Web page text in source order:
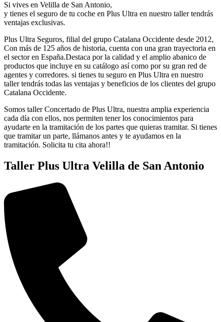
Si vives en Velilla de San Antonio,
y tienes el seguro de tu coche en Plus Ultra en nuestro taller tendrás
ventajas exclusivas.
Plus Ultra Seguros, filial del grupo Catalana Occidente desde 2012,
Con más de 125 años de historia, cuenta con una gran trayectoria en
el sector en España.Destaca por la calidad y el amplio abanico de
productos que incluye en su catálogo así como por su gran red de
agentes y corredores. si tienes tu seguro en Plus Ultra en nuestro
taller tendrás todas las ventajas y beneficios de los clientes del grupo
Catalana Occidente.
Somos taller Concertado de Plus Ultra, nuestra amplia experiencia
cada día con ellos, nos permiten tener los conocimientos para
ayudarte en la tramitación de los partes que quieras tramitar. Si tienes
que tramitar un parte, llámanos antes y te ayudamos en la
tramitación. Solicita tu cita ahora!!
Taller Plus Ultra Velilla de San Antonio